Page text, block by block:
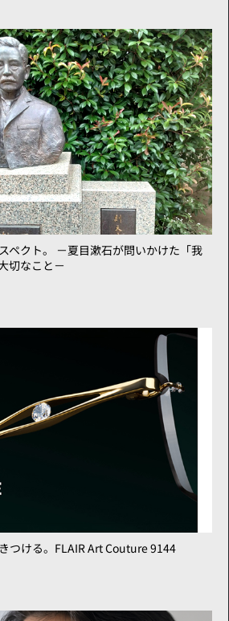
ペクト。 －夏目漱石が問いかけた「我
切なこと－
つける。FLAIR Art Couture 9144